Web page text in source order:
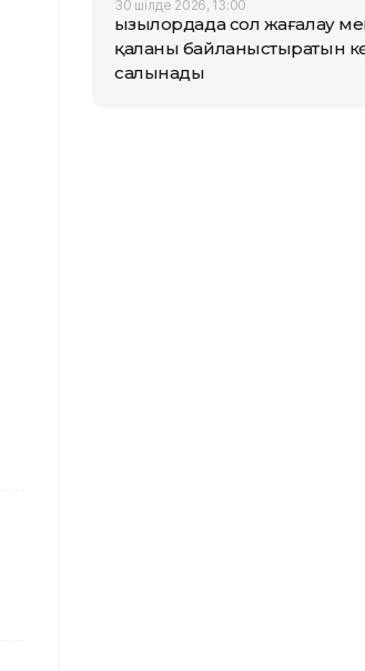
30 шілде 2026, 13:00
Қызылордада сол жағалау
қаланы байланыстыратын
салынады